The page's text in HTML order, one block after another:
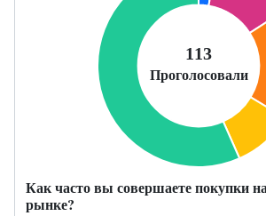
Как часто вы совершаете покупки
рынке?